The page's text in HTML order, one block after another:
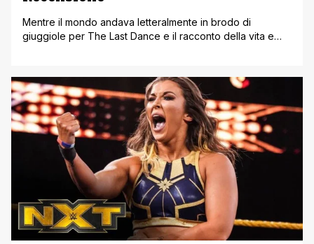
Mentre il mondo andava letteralmente in brodo di
giuggiole per The Last Dance e il racconto della vita e
avveniva in un campo decisamente più ristretto ma
sicuramente altrettanto suggestivo ovvero quello del
wrestling con Undertarker [']